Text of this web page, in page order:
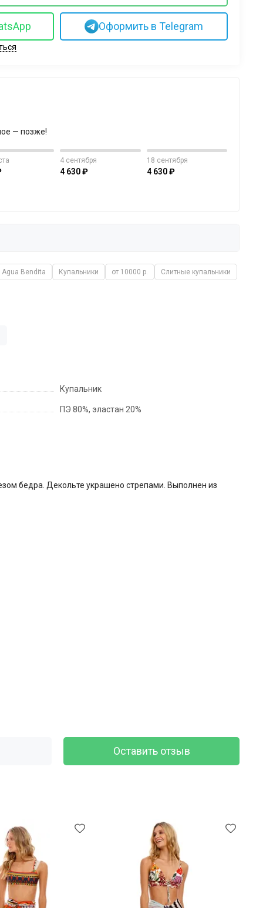
Оформить в Telegram
— позже!
4 сентября
4 630 ₽
18 сентября
4 630 ₽
Agua Bendita Купальники от 10000 р. Слитные купальники
Купальник
ПЭ 80%, эластан 20%
бедра. Декольте украшено стрепами. Выполнен из
Оставить отзыв